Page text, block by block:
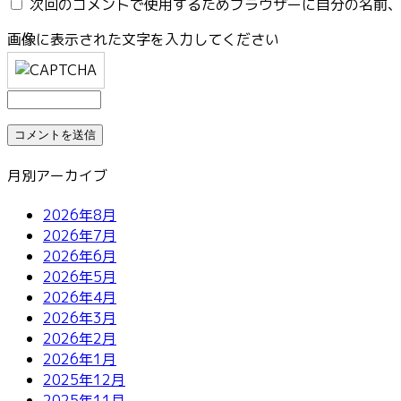
次回のコメントで使用するためブラウザーに自分の名前
画像に表示された文字を入力してください
月別アーカイブ
2026年8月
2026年7月
2026年6月
2026年5月
2026年4月
2026年3月
2026年2月
2026年1月
2025年12月